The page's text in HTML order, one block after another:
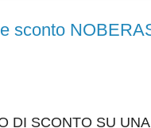
sconto
DI SCONTO SU